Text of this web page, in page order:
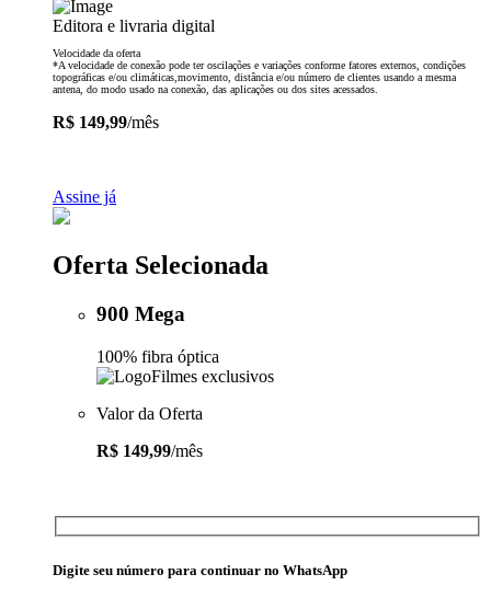
Editora e livraria digital
Velocidade da oferta
*A velocidade de conexão pode ter oscilações e variações conforme fatores externos, condições
topográficas e/ou climáticas,movimento, distância e/ou número de clientes usando a mesma
antena, do modo usado na conexão, das aplicações ou dos sites acessados.
R$ 149,99/mês
Assine já
Oferta Selecionada
900 Mega
100% fibra óptica
Filmes exclusivos
Valor da Oferta
R$ 149,99/mês
Digite seu número para continuar no WhatsApp